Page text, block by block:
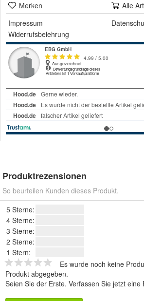
Merken
Alle
Impressum
Widerrufsbelehrung
Produktrezensionen
So beurteilen Kunden dieses Produkt.
5 Sterne:
4 Sterne:
3 Sterne:
2 Sterne:
1 Stern:
Es wurde noch keine
Produkt abgegeben.
Seien Sie der Erste. Verfassen Sie jetzt eine